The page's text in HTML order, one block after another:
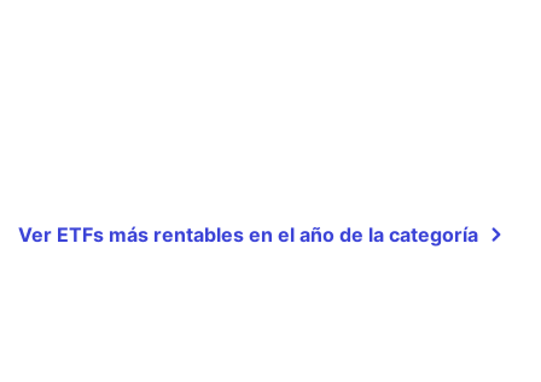
Ver ETFs más rentables en el año de la categoría